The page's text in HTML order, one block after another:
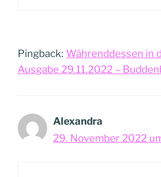
Pingback: Währenddessen in
Ausgabe 29.11.2022 –
Alexandra
29. November 2022